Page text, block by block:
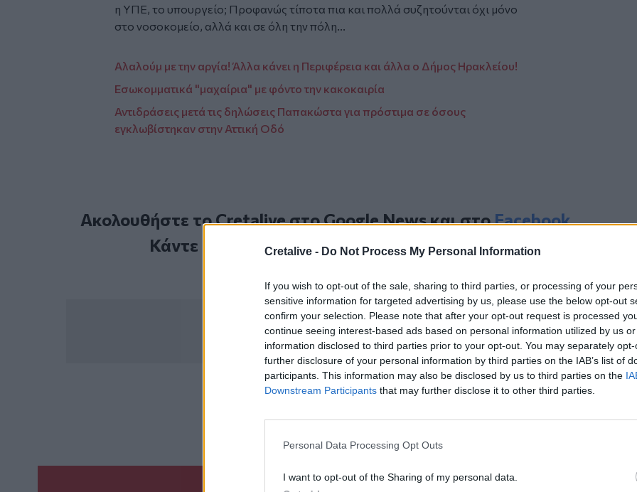
Cretalive - Do Not Process My Personal Information
If you wish to opt-out of the sale, sharing to third parties, or processing of your
sensitive information for targeted advertising by us, please use the below opt-out
confirm your selection. Please note that after your opt-out request is processed
continue seeing interest-based ads based on personal information utilized by us
information disclosed to third parties prior to your opt-out. You may separately
further disclosure of your personal information by third parties on the IAB’s list of
participants. This information may also be disclosed by us to third parties on the
Downstream Participants that may further disclose it to other third parties.
Personal Data Processing Opt Outs
I want to opt-out of the Sharing of my personal data.
η ΥΠΕ, το υπουργείο; Προφανώς τίποτα πια και πολλά συζητούνται όχι μόνο
στο νοσοκομείο, αλλά και σε όλη την πόλη...
Αλαλούμ με την αργία! Άλλα κάνει η Περιφέρεια και άλλα ο Δήμος Ηρακλείου!
Εσωκομματικά "μαχαίρια" με φόντο την κακοκαιρία
Αντιδράσεις μετά τις δηλώσεις Παπακώστα για πρόστιμα σε όσους
εγκλωβίστηκαν στην Αττική Οδό
Ακολουθήστε το Cretalive στοGoogle Newsκαι στοFacebook
Κάντε εγγραφή στο κανάλι μας στοYouTube
Διοικητής
Αντιδράσεις Νοσοκομεία Λασίθι